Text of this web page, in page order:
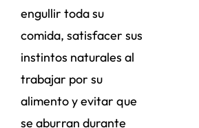
engullir toda su
comida, satisfacer sus
instintos naturales al
trabajar por su
alimento y evitar que
se aburran durante